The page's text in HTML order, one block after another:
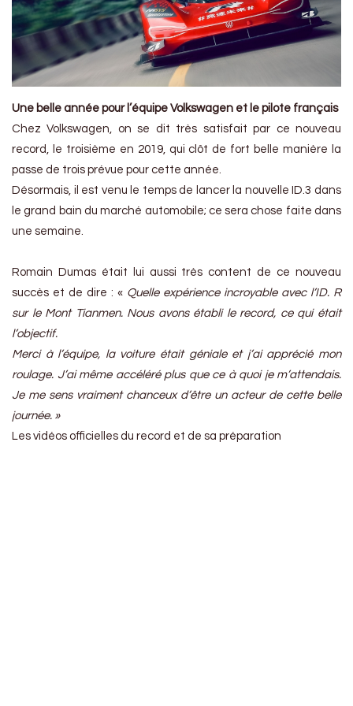
Une belle année pour l’équipe Volkswagen et le pilote français
Chez Volkswagen, on se dit très satisfait par ce nouveau
record, le troisième en 2019, qui clôt de fort belle manière la
passe de trois prévue pour cette année.
Désormais, il est venu le temps de lancer la nouvelle ID.3 dans
le grand bain du marché automobile; ce sera chose faite dans
une semaine.
Romain Dumas était lui aussi très content de ce nouveau
succès et de dire : « Quelle expérience incroyable avec l’ID. R
sur le Mont Tianmen. Nous avons établi le record, ce qui était
l’objectif.
Merci à l’équipe, la voiture était géniale et j’ai apprécié mon
roulage. J’ai même accéléré plus que ce à quoi je m’attendais.
Je me sens vraiment chanceux d’être un acteur de cette belle
journée. »
Les vidéos officielles du record et de sa préparation